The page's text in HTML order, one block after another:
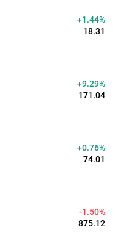
+1.44%
18.31
+9.29%
171.04
+0.76%
74.01
-1.50%
875.12